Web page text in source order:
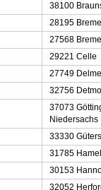
38100
28195
27568
29221 Celle
27749
32756
37073
Niedersachs
33330
31785
30153
32052